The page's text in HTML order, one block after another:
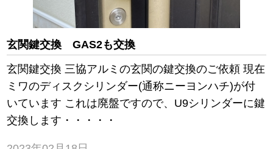
玄関鍵交換 GAS2も交換
玄関鍵交換 三協アルミの玄関の鍵交換のご依頼 現在
ミワのディスクシリンダー(通称ニーヨンハチ)が付
いています これは廃盤ですので、U9シリンダーに鍵
交換します・・・・・